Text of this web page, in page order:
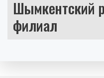
Шымкентский
филиал